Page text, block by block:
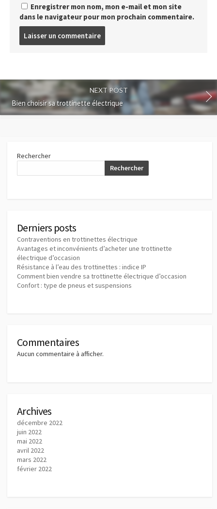
Enregistrer mon nom, mon e-mail et mon site
dans le navigateur pour mon prochain commentaire.
NEXT POST
Bien choisir sa trottinette électrique
Rechercher
Rechercher
Derniers posts
Contraventions en trottinettes électrique
Avantages et inconvénients d’acheter une trottinette
électrique d’occasion
Résistance à l’eau des trottinettes : indice IP
Comment bien vendre sa trottinette électrique d’occasion
Confort : type de pneus et suspensions
Commentaires
Aucun commentaire à afficher.
Archives
décembre 2022
juin 2022
mai 2022
avril 2022
mars 2022
février 2022